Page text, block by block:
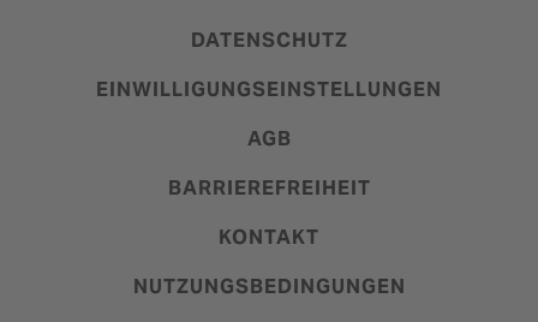
DATENSCHUTZ
EINWILLIGUNGSEINSTELLUNGEN
AGB
BARRIEREFREIHEIT
KONTAKT
NUTZUNGSBEDINGUNGEN